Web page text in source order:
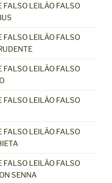
LEILÃO FALSO
LEILÃO FALSO
LEILÃO FALSO
LEILÃO FALSO
LEILÃO FALSO
LEILÃO FALSO
SENNA